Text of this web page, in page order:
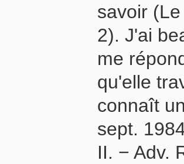
savoir
2). J'ai
me
qu'elle
connaît
sept.
II. − Adv.